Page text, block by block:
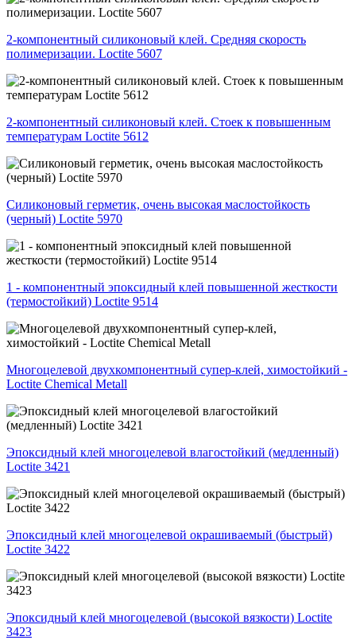
2-компонентный силиконовый клей. Средняя скорость
полимеризации. Loctite 5607
2-компонентный силиконовый клей. Стоек к повышенным
температурам Loctite 5612
Силиконовый герметик, очень высокая маслостойкость
(черный) Loctite 5970
1 - компонентный эпоксидный клей повышенной жесткости
(термостойкий) Loctite 9514
Многоцелевой двухкомпонентный супер-клей, химостойкий -
Loctite Chemical Metall
Эпоксидный клей многоцелевой влагостойкий (медленный)
Loctite 3421
Эпоксидный клей многоцелевой окрашиваемый (быстрый)
Loctite 3422
Эпоксидный клей многоцелевой (высокой вязкости) Loctite
3423